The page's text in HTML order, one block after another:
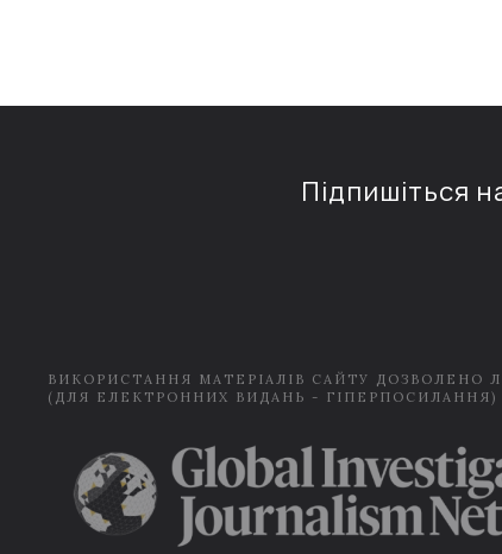
Підпишіться
ВИКОРИСТАННЯ МАТЕРІАЛІВ САЙТУ ДОЗВОЛЕНО
(ДЛЯ ЕЛЕКТРОННИХ ВИДАНЬ - ГІПЕРПОСИЛАННЯ)